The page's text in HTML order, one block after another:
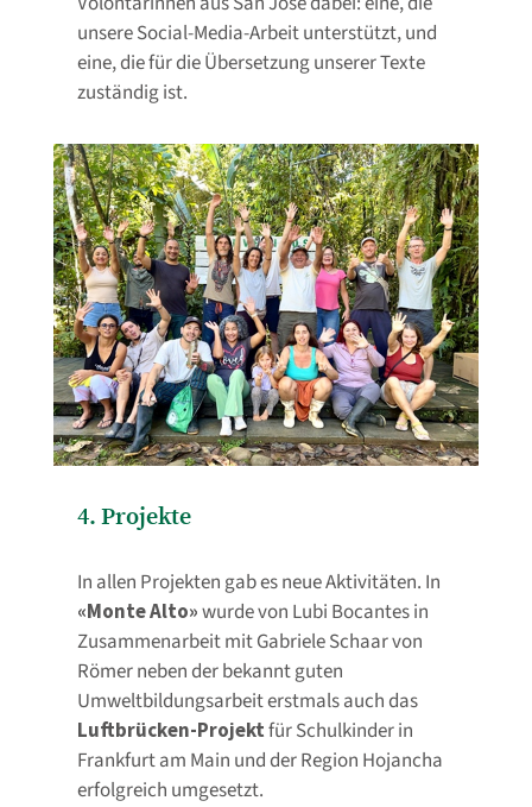
unsere Social-Media-Arbeit unterstützt, und
eine, die für die Übersetzung unserer Texte
zuständig ist.
4. Projekte
In allen Projekten gab es neue Aktivitäten. In
«Monte Alto»wurde von Lubi Bocantes in
Zusammenarbeit mit Gabriele Schaar von
Römer neben der bekannt guten
Umweltbildungsarbeit erstmals auch das
Luftbrücken-Projektfür Schulkinder in
Frankfurt am Main und der Region Hojancha
erfolgreich umgesetzt.